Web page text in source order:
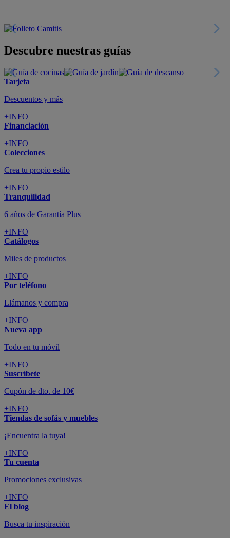
Descubre nuestras guías
Tarjeta
Descuentos y más
+INFO
Financiación
+INFO
Colecciones
Crea tu propio estilo
+INFO
Tranquilidad
6 años de Garantía Plus
+INFO
Catálogos
Miles de productos
+INFO
Por teléfono
Llámanos y compra
+INFO
Nueva app
Todo en tu móvil
+INFO
Suscríbete
Cupón de dto. de 10€
+INFO
Tiendas de sofás y muebles
¡Encuentra la tuya!
+INFO
Tu cuenta
Promociones exclusivas
+INFO
El blog
Busca tu inspiración